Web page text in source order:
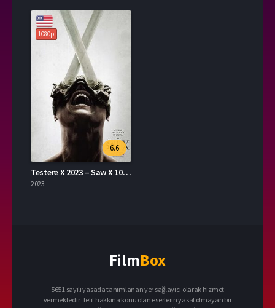
1080p
6.6
Testere X 2023 – Saw X 1080p Turkce Altyazi izle
2023
FilmBox
5651 sayılı yasada tanımlanan yer sağlayıcı olarak hizmet
vermektedir. Telif hakkına konu olan eserlerin yasal olmayan bir